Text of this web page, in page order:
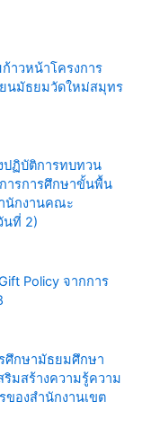
าวหน้าโครงการ
ยนมัธยมวัดใหม่สมุทร
ปฏิบัติการทบทวน
ารการศึกษาขั้นพื้น
นักงานคณะ
นที่ 2)
Policy จากการ
ศึกษามัธยมศึกษา
มสร้างความรู้ความ
ของสำนักงานเขต